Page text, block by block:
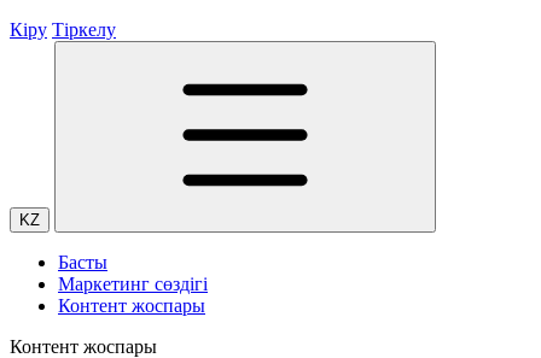
Кіру Тіркелу
KZ
Басты
Маркетинг сөздігі
Контент жоспары
Контент жоспары